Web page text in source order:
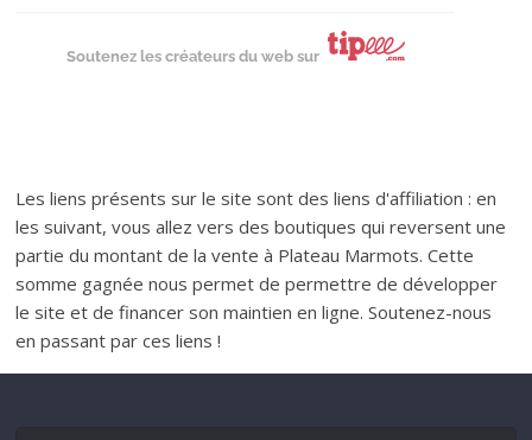
Soutenez les créateurs du web sur
Les liens présents sur le site sont des liens d'affiliation : en
les suivant, vous allez vers des boutiques qui reversent une
partie du montant de la vente à Plateau Marmots. Cette
somme gagnée nous permet de permettre de développer
le site et de financer son maintien en ligne. Soutenez-nous
en passant par ces liens !